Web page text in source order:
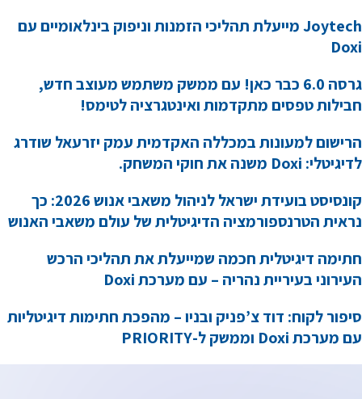
Joytech מייעלת תהליכי הזמנות וניפוק בינלאומיים עם
Doxi
גרסה 6.0 כבר כאן! עם ממשק משתמש מעוצב חדש,
חבילות טפסים מתקדמות ואינטגרציה לטימס!
הרישום למעונות במכללה האקדמית עמק יזרעאל שודרג
לדיגיטלי: Doxi משנה את חוקי המשחק.
קונסיסט בועידת ישראל לניהול משאבי אנוש 2026: כך
נראית הטרנספורמציה הדיגיטלית של עולם משאבי האנוש
חתימה דיגיטלית חכמה שמייעלת את תהליכי הרכש
העירוני בעיריית נהריה – עם מערכת Doxi
סיפור לקוח: דוד צ’פניק ובניו – מהפכת חתימות דיגיטליות
עם מערכת Doxi וממשק ל-PRIORITY